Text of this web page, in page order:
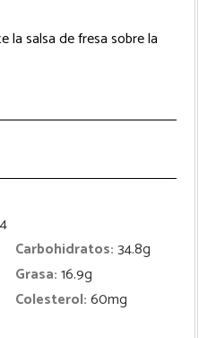
la salsa de fresa sobre la
Carbohidratos:34.8g
Grasa:16.9g
Colesterol:60mg